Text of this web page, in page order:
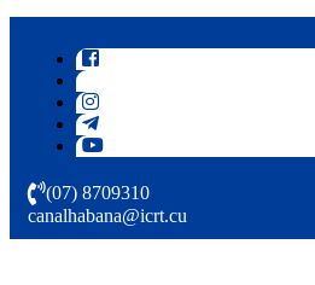
(07) 8709310
canalhabana@icrt.cu